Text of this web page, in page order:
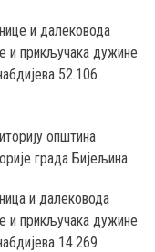
и далековода
и прикључака дужине
52.106
општина
градa Бијељина.
и далековода
и прикључака дужине
14.269